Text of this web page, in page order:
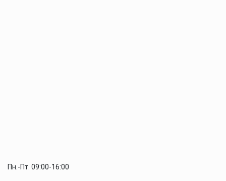
Пн.-Пт. 09:00-16:00